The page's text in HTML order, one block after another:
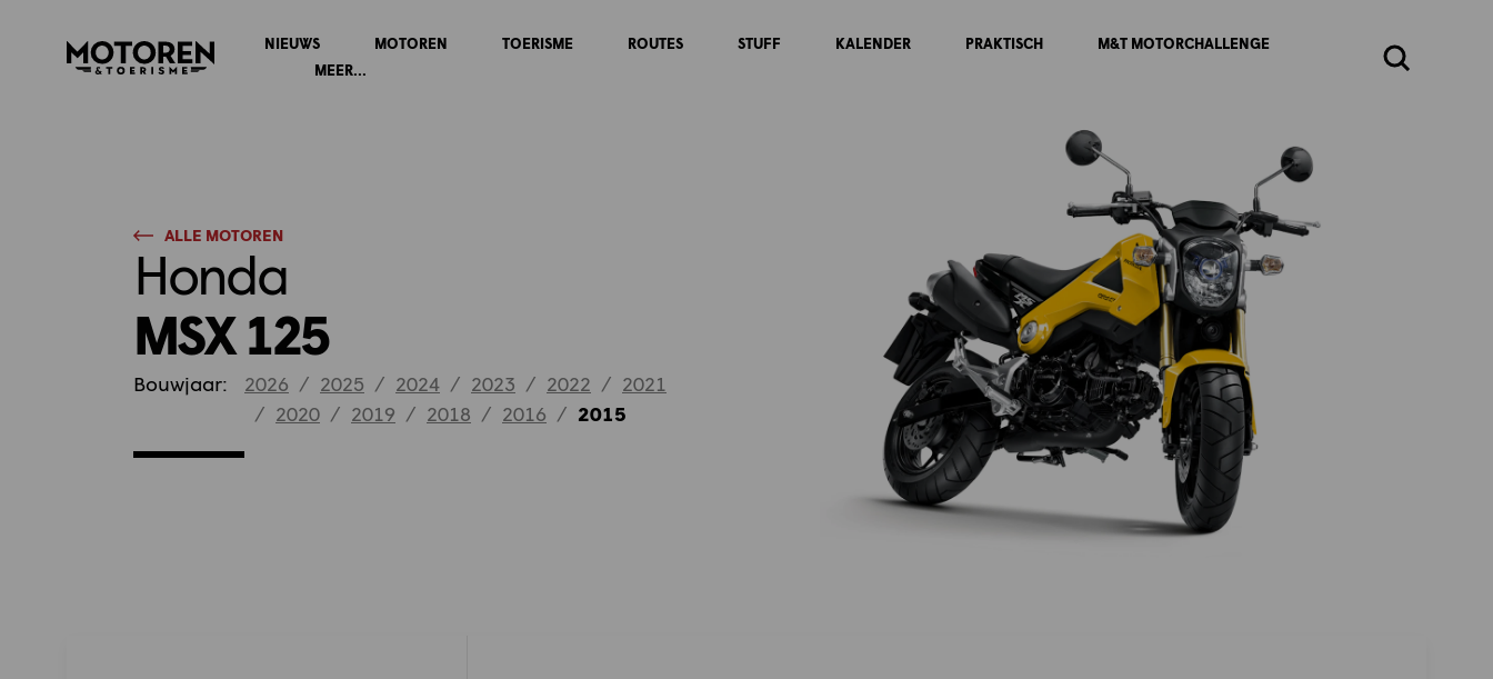
Homepage
NIEUWS MOTOREN TOERISME ROUTES STUFF KALENDER PRAKTISCH
M&T MOTORCHALLENGE
MEER...
Zoeken
ALLE MOTOREN
Honda
MSX 125
Bouwjaar: 2026 / 2025 / 2024 / 2023 / 2022 / 2021
/ 2020 / 2019 / 2018 / 2016 / 2015